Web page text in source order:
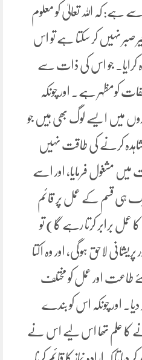
ہے: کہ اللہ تعالیٰ کو معلوم
صبر نہیں کر سکتا ہے تو اس
کرایا۔ جو اس کی ذات سے
کومظہر ہے۔ اور چونکہ
میں ایسے لوگ بھی ہیں جو
کرنے کی طاقت نہیں
میں مشغول فرمایا، اور اسے
ایک ہی قسم کے عمل پر قائم
برابر کرتا رہے گا) تو
لاحق ہوگی، اور وہ اکتا
طاعت اور عمل کو مختلف
دیا۔ اور چونکہ اس کو بندے
کا علم تھا اس لیے اس نے